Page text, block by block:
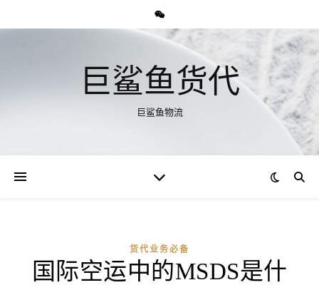
巨鲨鱼货代
巨鲨鱼物流
货代业务必备
国际空运中的MSDS是什